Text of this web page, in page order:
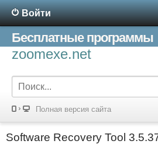
Войти
Бесплатные программы
zoomexe.net
Полная версия сайта
Software Recovery Tool